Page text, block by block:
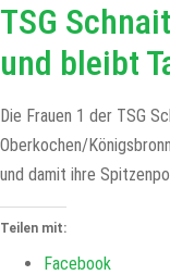
TSG
und bleibt
Die Frauen 1 der TSG
Oberkochen/
und damit ihre
Teilen mit:
Facebook